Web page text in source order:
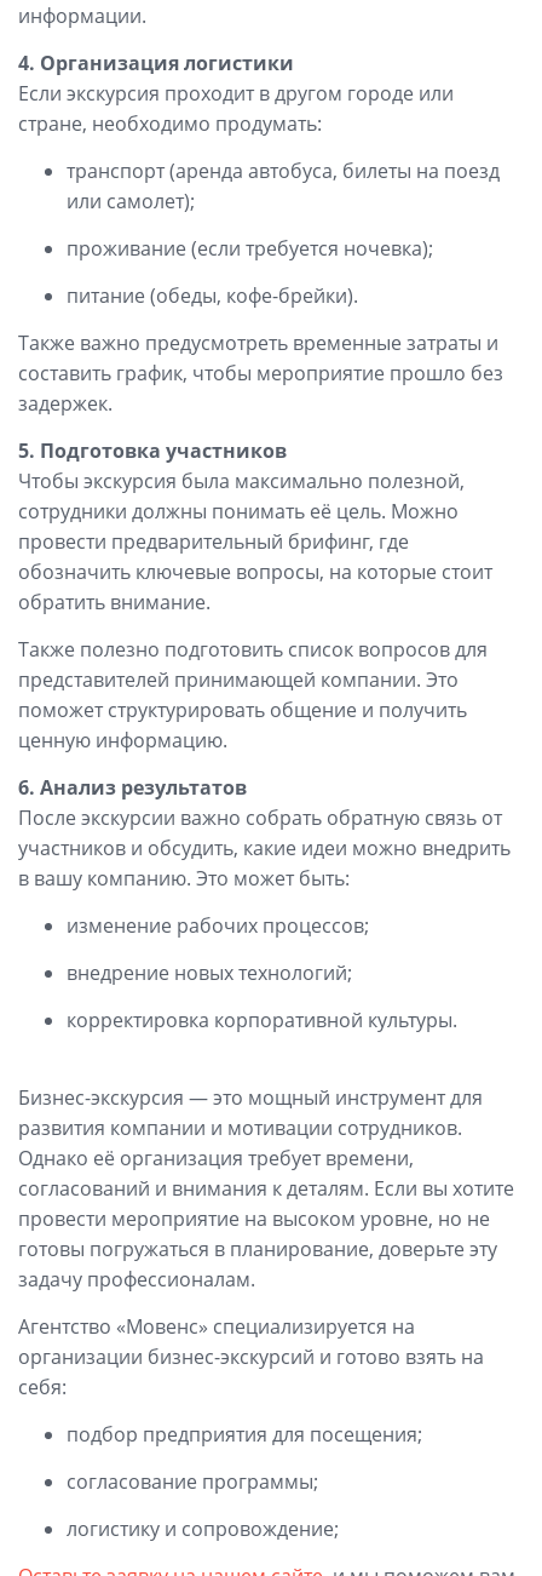
информации.
4. Организация логистики
Если экскурсия проходит в другом городе или
стране, необходимо продумать:
транспорт (аренда автобуса, билеты на поезд
или самолет);
проживание (если требуется ночевка);
питание (обеды, кофе-брейки).
Также важно предусмотреть временные затраты и
составить график, чтобы мероприятие прошло без
задержек.
5. Подготовка участников
Чтобы экскурсия была максимально полезной,
сотрудники должны понимать её цель. Можно
провести предварительный брифинг, где
обозначить ключевые вопросы, на которые стоит
обратить внимание.
Также полезно подготовить список вопросов для
представителей принимающей компании. Это
поможет структурировать общение и получить
ценную информацию.
6. Анализ результатов
После экскурсии важно собрать обратную связь от
участников и обсудить, какие идеи можно внедрить
в вашу компанию. Это может быть:
изменение рабочих процессов;
внедрение новых технологий;
корректировка корпоративной культуры.
Бизнес-экскурсия — это мощный инструмент для
развития компании и мотивации сотрудников.
Однако её организация требует времени,
согласований и внимания к деталям. Если вы хотите
провести мероприятие на высоком уровне, но не
готовы погружаться в планирование, доверьте эту
задачу профессионалам.
Агентство «Мовенс» специализируется на
организации бизнес-экскурсий и готово взять на
себя:
подбор предприятия для посещения;
согласование программы;
логистику и сопровождение;